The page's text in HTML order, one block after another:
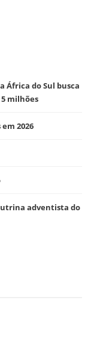
África do Sul busca
milhões
2026
adventista do